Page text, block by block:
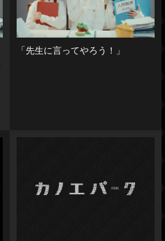
「先生に言ってやろう！」